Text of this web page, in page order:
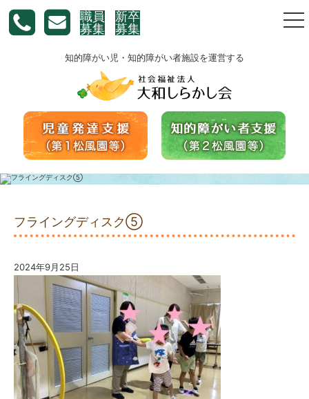
職員
募集
新卒
募集
知的障がい児・知的障がい者施設を運営する
フライングディスク⑤
2024年9月25日